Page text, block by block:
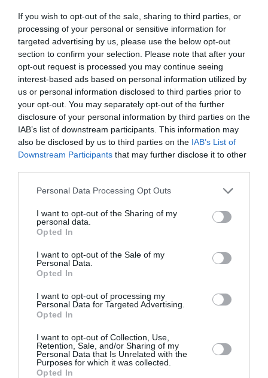
If you wish to opt-out of the sale, sharing to third parties, or
processing of your personal or sensitive information for
targeted advertising by us, please use the below opt-out
section to confirm your selection. Please note that after your
opt-out request is processed you may continue seeing
interest-based ads based on personal information utilized by
us or personal information disclosed to third parties prior to
your opt-out. You may separately opt-out of the further
disclosure of your personal information by third parties on the
IAB’s list of downstream participants. This information may
also be disclosed by us to third parties on the IAB’s List of
Downstream Participants that may further disclose it to other
Personal Data Processing Opt Outs
I want to opt-out of the Sharing of my
personal data.
Opted In
I want to opt-out of the Sale of my
Personal Data.
Opted In
I want to opt-out of processing my
Personal Data for Targeted Advertising.
Opted In
I want to opt-out of Collection, Use,
Retention, Sale, and/or Sharing of my
Personal Data that Is Unrelated with the
Purposes for which it was collected.
Opted In
αυτό που κάνουν, ειλικρινά απλώς δεν έχω τα
αρχίδια”, είπε η Ρέμπελ Γουίλσον, η αθεόφοβη
κωμικός από την Αυστραλία που παρουσίασε το
βραβείο σκηνοθεσίας, κριτικάροντας με τον
τρόπο της το γεγονός ότι υποψήφιοι στην
κατηγορία ήταν μόνο, με μεγαλύτερο φάουλ
την απουσία της Γκρέτα Γκέργουιγκ, που έχουν
ανεξήγητα σνομπάρει και τα Όσκαρ ενώ
Κυρίες ήταν εξαιρετική.